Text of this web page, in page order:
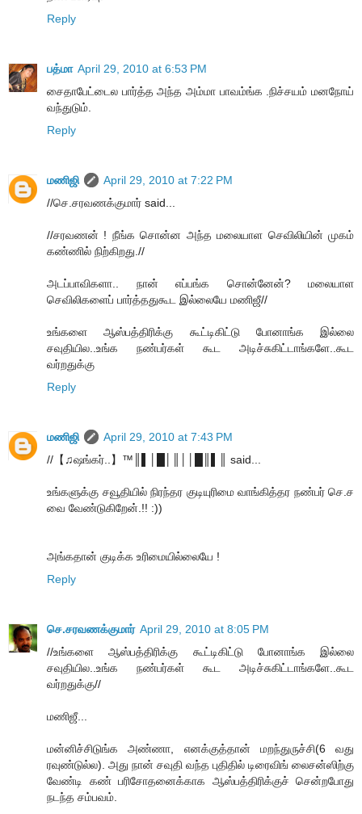
Reply
பத்மா April 29, 2010 at 6:53 PM
சைதாபேட்டைல பார்த்த அந்த அம்மா பாவம்ங்க .நிச்சயம் மனநோய்
வந்துடும்.
Reply
மணிஜி
April 29, 2010 at 7:22 PM
//செ.சரவணக்குமார் said...
//சரவணன் ! நீங்க சொன்ன அந்த மலையாள செவிலியின் முகம்
கண்ணில் நிற்கிறது.//
அடப்பாவிகளா.. நான் எப்பங்க சொன்னேன்? மலையாள
செவிலிகளைப் பார்த்ததுகூட இல்லையே மணிஜீ//
உங்களை ஆஸ்பத்திரிக்கு கூட்டிகிட்டு போனாங்க இல்லை
சவுதியில..உங்க நண்பர்கள் கூட அடிச்சுகிட்டாங்களே..கூட
வர்றதுக்கு
Reply
மணிஜி
April 29, 2010 at 7:43 PM
//【♫ஷங்கர்..】™║▌│█│║││█║▌║ said...
உங்களுக்கு சவூதியில் நிரந்தர குடியுரிமை வாங்கித்தர நண்பர் செ.ச
வை வேண்டுகிறேன்.!! :))
அங்கதான் குடிக்க உரிமையில்லையே !
Reply
செ.சரவணக்குமார் April 29, 2010 at 8:05 PM
//உங்களை ஆஸ்பத்திரிக்கு கூட்டிகிட்டு போனாங்க இல்லை
சவுதியில..உங்க நண்பர்கள் கூட அடிச்சுகிட்டாங்களே..கூட
வர்றதுக்கு//
மணிஜீ...
மன்னிச்சிடுங்க அண்ணா, எனக்குத்தான் மறந்துருச்சி(6 வது
ரவுண்டுல்ல). அது நான் சவுதி வந்த புதிதில் டிரைவிங் லைசன்ஸிற்கு
வேண்டி கண் பரிசோதனைக்காக ஆஸ்பத்திரிக்குச் சென்றபோது
நடந்த சம்பவம்.